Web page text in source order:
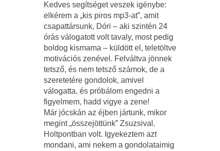
Kedves segítséget veszek igénybe:
elkérem a „kis piros mp3-at”, amit
csapattársunk, Dóri – aki szintén 24
órás válogatott volt tavaly, most pedig
boldog kismama – küldött el, teletöltve
motivációs zenével. Felváltva jönnek
tetsző, és nem tetsző számok, de a
szeretetére gondolok, amivel
válogatta, és próbálom engedni a
figyelmem, hadd vigye a zene!
Már jócskán az éjben jártunk, mikor
megint „összejöttünk” Zsuzsival.
Holtpontban volt. Igyekeztem azt
mondani, ami nekem a gondolataimig